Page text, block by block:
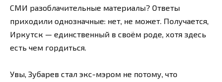
СМИ разоблачительные материалы? Ответы
приходили однозначные: нет, не может. Получается,
Иркутск — единственный в своём роде, хотя здесь
есть чем гордиться.
Увы, Зубарев стал экс-мэром не потому, что